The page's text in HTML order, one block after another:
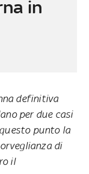
in
definitiva
per due casi
punto la
di
il